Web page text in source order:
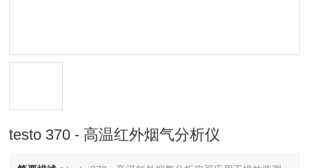
testo 370 - 高温红外烟气分析仪